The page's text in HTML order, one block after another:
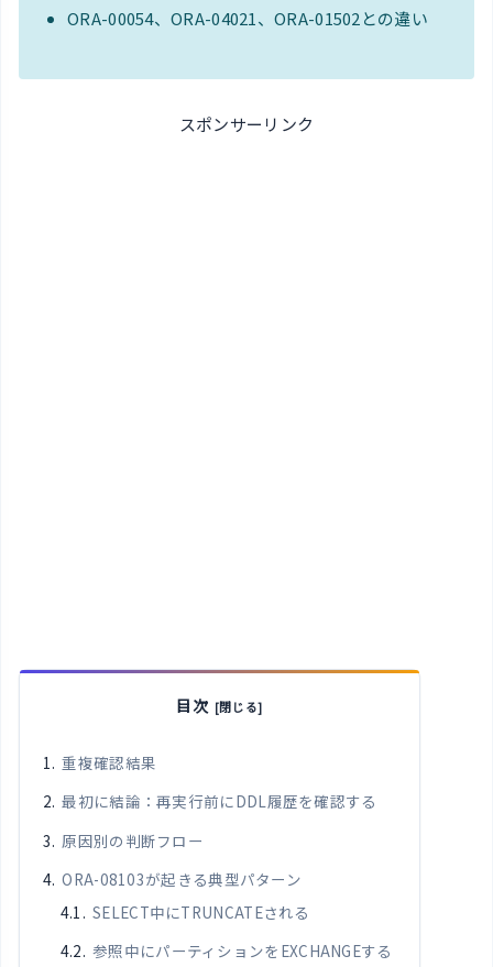
ORA-00054、ORA-04021、ORA-01502との違い
スポンサーリンク
目次
重複確認結果
最初に結論：再実行前にDDL履歴を確認する
原因別の判断フロー
ORA-08103が起きる典型パターン
SELECT中にTRUNCATEされる
参照中にパーティションをEXCHANGEする